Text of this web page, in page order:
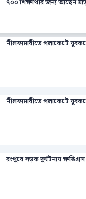
৭০০ শিক্ষার্থীর জন্য আছেন
নীলফামারীতে গলাকেটে
নীলফামারীতে গলাকেটে
রংপুরে সড়ক দুর্ঘটনায়